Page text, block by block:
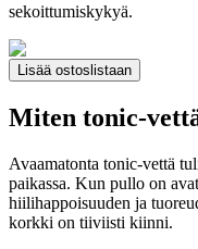
sekoittumiskykyä.
Lisää ostoslistaan
Miten tonic-
Avaamatonta tonic-vettä
paikassa. Kun pullo on
hiilihappoisuuden ja
korkki on tiiviisti kiinni.